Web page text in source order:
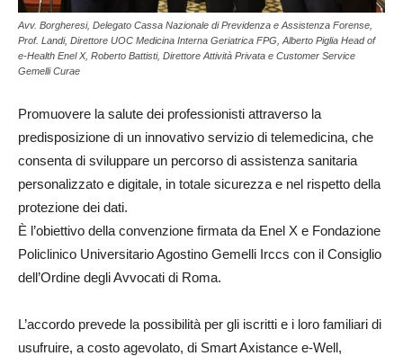
Avv. Borgheresi, Delegato Cassa Nazionale di Previdenza e Assistenza Forense,
Prof. Landi, Direttore UOC Medicina Interna Geriatrica FPG, Alberto Piglia Head of
e-Health Enel X, Roberto Battisti, Direttore Attività Privata e Customer Service
Gemelli Curae
Promuovere la salute dei professionisti attraverso la
predisposizione di un innovativo servizio di telemedicina, che
consenta di sviluppare un percorso di assistenza sanitaria
personalizzato e digitale, in totale sicurezza e nel rispetto della
protezione dei dati.
È l’obiettivo della convenzione firmata da Enel X e Fondazione
Policlinico Universitario Agostino Gemelli Irccs con il Consiglio
dell’Ordine degli Avvocati di Roma.
L’accordo prevede la possibilità per gli iscritti e i loro familiari di
usufruire, a costo agevolato, di Smart Axistance e-Well,